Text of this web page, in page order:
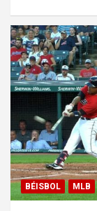
BÉISBOL MLB